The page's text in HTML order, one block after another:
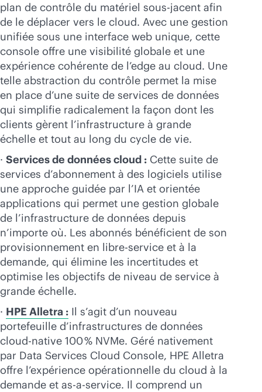
plan de contrôle du matériel sous-jacent afin
de le déplacer vers le cloud. Avec une gestion
unifiée sous une interface web unique, cette
console offre une visibilité globale et une
expérience cohérente de l’edge au cloud. Une
telle abstraction du contrôle permet la mise
en place d’une suite de services de données
qui simplifie radicalement la façon dont les
clients gèrent l’infrastructure à grande
échelle et tout au long du cycle de vie.
· Services de données cloud : Cette suite de
services d’abonnement à des logiciels utilise
une approche guidée par l’IA et orientée
applications qui permet une gestion globale
de l’infrastructure de données depuis
n’importe où. Les abonnés bénéficient de son
provisionnement en libre-service et à la
demande, qui élimine les incertitudes et
optimise les objectifs de niveau de service à
grande échelle.
· HPE Alletra : Il s’agit d’un nouveau
portefeuille d’infrastructures de données
cloud-native 100 % NVMe. Géré nativement
par Data Services Cloud Console, HPE Alletra
offre l’expérience opérationnelle du cloud à la
demande et as-a-service. Il comprend un